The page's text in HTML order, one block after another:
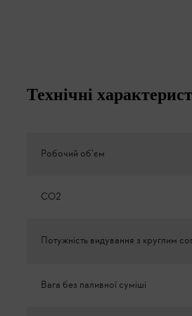
Технічні
Робочий об’єм
CO2
Потужність видування з круглим
Вага без паливної суміші